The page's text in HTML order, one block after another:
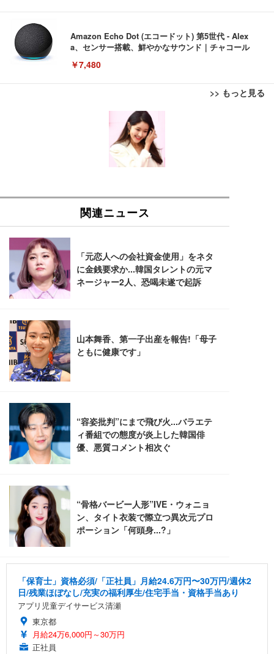
Amazon Echo Dot (エコードット) 第5世代 - Alex
a、センサー搭載、鮮やかなサウンド｜チャコール
￥7,480
>> もっと見る
[EdoErgo] オフィスチェア 椅子 テレワーク 疲れな
い 跳ね上げ式アームレスト コンパクト 約105度ロッ
キング pc 事務椅子 360度回転 座面昇降 強化ナイロ
ン樹脂ベース 通気性メッシュ 在宅ワーク H-WY01
(黒網+黒枠+黒足)
SIHOO B100 オフィスチェア／デスクチェア メッシ
ュチェア 人間工学 疲れない ブラック
￥27,999
Sezlife オフィスチェア デスクチェア 疲れない テレ
ワーク チェア 強化バックレスト 30度ロッキング機
能 人間工学 椅子 腰サポート 90度跳ね上げ式アーム
Sezlife オフィスチェア デスクチェア 疲れない テレ
ワーク チェア 強化バックレスト 30度ロッキング機
能 人間工学 椅子 腰サポート 90度跳ね上げ式アーム
ッシュ 通気性 ランバーサポート付き 腰サポート ガ
ス圧無段階昇降 360度回転 キャスター付き コンパク
ト 幅52×奥行58.5×高さ84～96cm テレワーク 在宅
勤務 ブラック
￥4,139
EIZO ビジネス向けプレミアムモニター | FlexScan
EV3240X-WT | 31.5型4K UHD・USB Type-C・ホワ
EV2740X-WT | 27.0型4K UHD・USB Type-C・ホワ
イト
￥109,572
【純正品】27"ゲーミングモニター DualSense 充電
フック付き（CFI-ZDM1J）
【整備済み品】Dell E2724HS 27インチ 液晶モニタ
ー フルHD（1920×1080）VA 非光沢 HDMI/DisplayP
ort/VGA スピーカー内蔵 高さ調整 スイベル VESA対
HOOTER Gaming Monitor 24” Essential ゲーミン
グモニター QD 24.5インチ 1ms FHD 量子ドット 残
像低減 (3年保証 | 輝点保証 | 日本メーカー)
￥34,980
Amazonベーシック ペットシーツ 薄型 レギュラー 1
回使い捨て 無香料 ホワイト 300枚
Amazonベーシック ペットシーツ 厚型 ワイド 42枚
x2袋(84枚) ホワイト(吸収面:ライトブルー)
￥3,234
ネオ・ルーライフ ネオ・オムツ L 中型犬用 26枚入
り 単品
Smart Basic(スマートベーシック) 【Amazon.co.jp
限定】 Smart Basic アイリスオーヤマ ペットシーツ
超厚型 お徳用 ワイド 100枚入 (x 1) (ケース販売)
ュラー 200枚入【Amazon.co.jp限定】
￥3,731
「保育士」資格必須/「正社員」月給24.6万円〜30万円/週休2
日/残業ほぼなし/充実の福利厚生/住宅手当・資格手当あり
アプリ児童デイサービス清瀬
東京都
月給24万6,000円～30万円
正社員